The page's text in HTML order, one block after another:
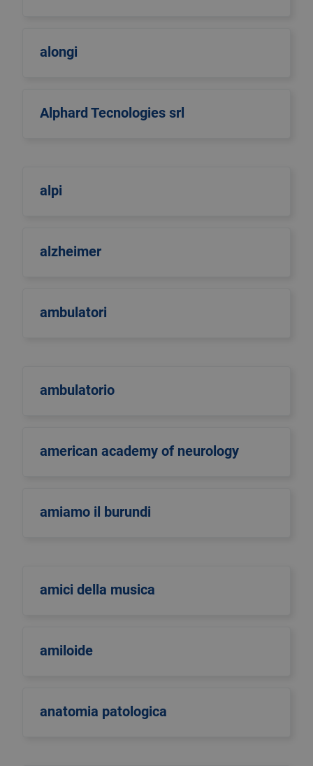
alongi
Alphard Tecnologies srl
alpi
alzheimer
ambulatori
ambulatorio
american academy of neurology
amiamo il burundi
amici della musica
amiloide
anatomia patologica